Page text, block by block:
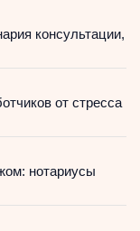
консультации,
от стресса
нотариусы